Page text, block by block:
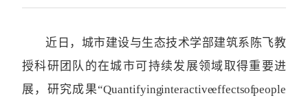
近日，城市建设与生态技术学部建筑系陈飞教
授科研团队的在城市可持续发展领域取得重要进
展，研究成果“Quantifying interactive effects of people